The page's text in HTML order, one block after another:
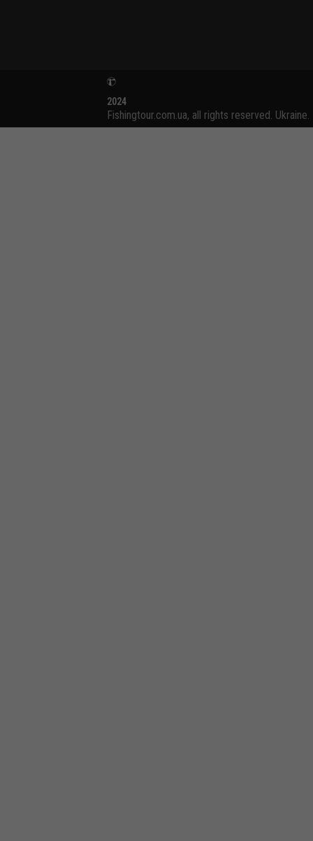
2024
Fishingtour.com.ua, all rights reserved. Ukraine.